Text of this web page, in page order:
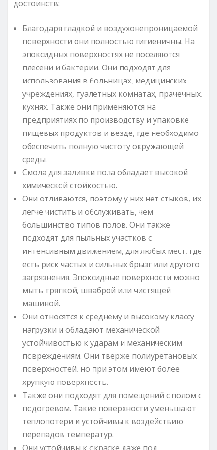
достоинств:
Благодаря гладкой и воздухонепроницаемой
поверхности они полностью гигиеничны. На
эпоксидных поверхностях не поселяются
плесени и бактерии. Они подходят для
использования в больницах, медицинских
учреждениях, туалетных комнатах, прачечных,
кухнях. Также они применяются на
предприятиях по производству и упаковке
пищевых продуктов и везде, где необходимо
обеспечить полную чистоту окружающей
среды.
Смола для заливки пола обладает высокой
химической стойкостью.
Они отливаются, поэтому у них нет стыков, их
легче чистить и обслуживать, чем
большинство типов полов. Они также
подходят для пыльных участков с
интенсивным движением, для любых мест, где
есть риск частых и сильных брызг или другого
загрязнения. Эпоксидные поверхности можно
мыть тряпкой, шваброй или чистящей
машиной.
Они относятся к среднему и высокому классу
нагрузки и обладают механической
устойчивостью к ударам и механическим
повреждениям. Они тверже полиуретановых
поверхностей, но при этом имеют более
хрупкую поверхность.
Также они подходят для помещений с полом с
подогревом. Такие поверхности уменьшают
теплопотери и устойчивы к воздействию
перепадов температур.
Они устойчивы к окраске даже под